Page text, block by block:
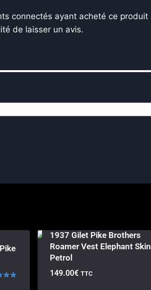
connectés ayant acheté ce produit
de laisser un avis.
1937 Gilet Pike Brothers
Roamer Vest Elephant Skin
Petrol
149.00€ TTC